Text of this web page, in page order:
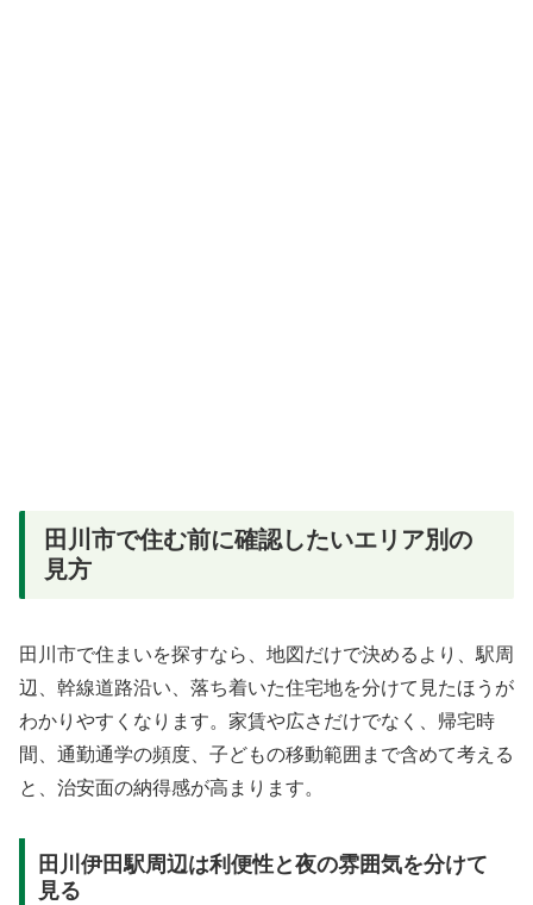
田川市で住む前に確認したいエリア別の
見方
田川市で住まいを探すなら、地図だけで決めるより、駅周
辺、幹線道路沿い、落ち着いた住宅地を分けて見たほうが
わかりやすくなります。家賃や広さだけでなく、帰宅時
間、通勤通学の頻度、子どもの移動範囲まで含めて考える
と、治安面の納得感が高まります。
田川伊田駅周辺は利便性と夜の雰囲気を分けて
見る